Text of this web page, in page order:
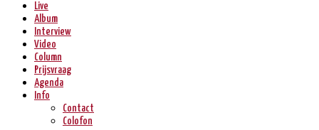
Live
Album
Interview
Video
Column
Prijsvraag
Agenda
Info
Contact
Colofon